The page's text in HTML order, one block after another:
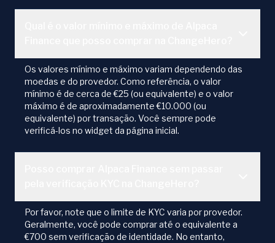
Os valores mínimo e máximo variam dependendo das
moedas e do provedor. Como referência, o valor
mínimo é de cerca de €25 (ou equivalente) e o valor
máximo é de aproximadamente €10.000 (ou
equivalente) por transação. Você sempre pode
verificá-los no widget da página inicial.
Por favor, note que o limite de KYC varia por provedor.
Geralmente, você pode comprar até o equivalente a
€700 sem verificação de identidade. No entanto,